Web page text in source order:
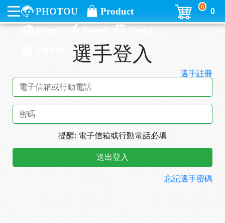
PHOTOU
Product
photo
Event
Order
0
0
選手登入
選手註冊
提醒: 電子信箱或行動電話必填
忘記選手密碼